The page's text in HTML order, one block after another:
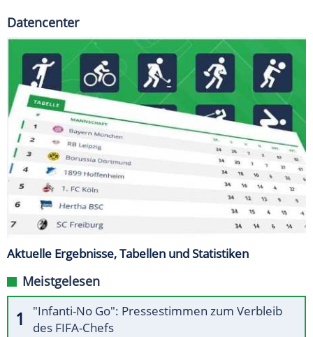
Datencenter
Aktuelle Ergebnisse, Tabellen und Statistiken
Meistgelesen
"Infanti-No Go": Pressestimmen zum Verbleib
des FIFA-Chefs